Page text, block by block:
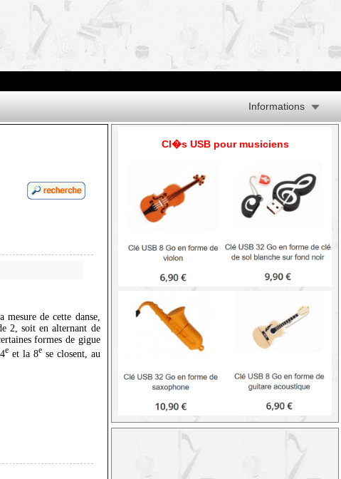
Informations
mesure de cette danse,
2, soit en alternant de
formes de gigue
e et la 8e se closent, au
Cl�s USB pour musiciens